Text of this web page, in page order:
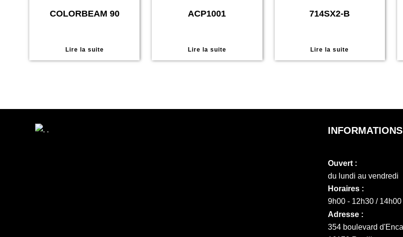
COLORBEAM 90
Lire la suite
ACP1001
Lire la suite
714SX2-B
Lire la suite
INFORMATIONS
Ouvert :
du lundi au vendredi
Horaires :
9h00 - 12h30 /
Adresse :
354 boulevard